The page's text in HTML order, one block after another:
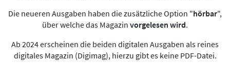
Die neueren Ausgaben haben die zusätzliche Option "hörbar",
über welche das Magazin vorgelesen wird.
Ab 2024 erscheinen die beiden digitalen Ausgaben als reines
digitales Magazin (Digimag), hierzu gibt es keine PDF-Datei.